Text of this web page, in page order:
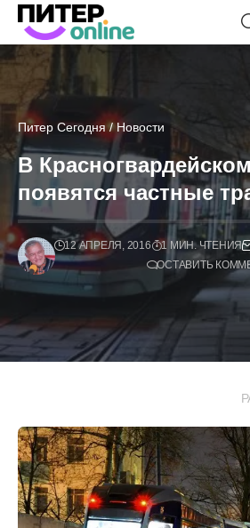
Питер Сегодня/Новости
В
появятся частные
12 АПРЕЛЯ, 2016 1 МИН. ЧТЕНИЯ
ОСТАВИТЬ